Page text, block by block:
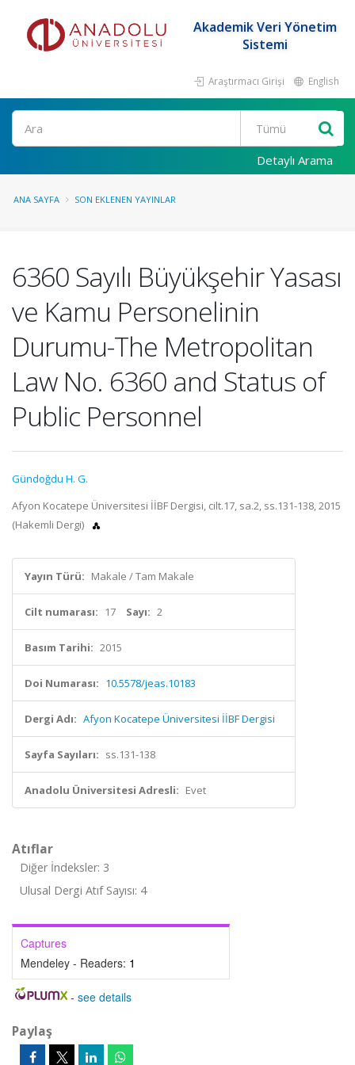
Akademik Veri Yönetim
Sistemi
Araştırmacı Girişi English
Ara
Detaylı Arama
ANA SAYFA SON EKLENEN YAYINLAR
6360 Sayılı Büyükşehir Yasası
ve Kamu Personelinin
Durumu-The Metropolitan
Law No. 6360 and Status of
Public Personnel
Gündoğdu H. G.
Afyon Kocatepe Üniversitesi İİBF Dergisi, cilt.17, sa.2, ss.131-138, 2015
(Hakemli Dergi)
Yayın Türü: Makale / Tam Makale
Cilt numarası: 17 Sayı: 2
Basım Tarihi: 2015
Doi Numarası: 10.5578/jeas.10183
Dergi Adı: Afyon Kocatepe Üniversitesi İİBF Dergisi
Sayfa Sayıları: ss.131-138
Anadolu Üniversitesi Adresli: Evet
Atıflar
Diğer İndeksler: 3
Ulusal Dergi Atıf Sayısı: 4
Captures
Mendeley - Readers: 1
- see details
Paylaş